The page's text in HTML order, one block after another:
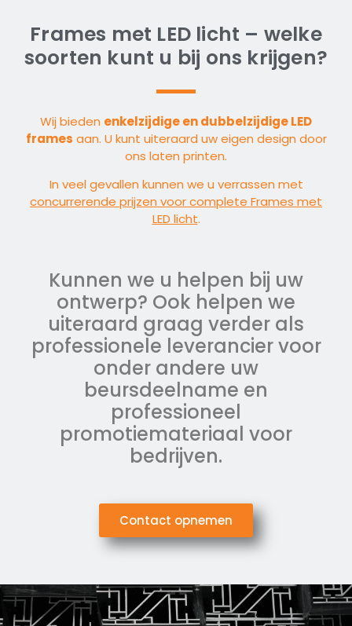
Frames met LED licht – welke
soorten kunt u bij ons krijgen?
Wij bieden enkelzijdige en dubbelzijdige LED
frames aan. U kunt uiteraard uw eigen design door
ons laten printen.
In veel gevallen kunnen we u verrassen met
concurrerende prijzen voor complete Frames met
LED licht.
Kunnen we u helpen bij uw
ontwerp? Ook helpen we
uiteraard graag verder als
professionele leverancier voor
onder andere uw
beursdeelname en
professioneel
promotiemateriaal voor
bedrijven.
Contact opnemen